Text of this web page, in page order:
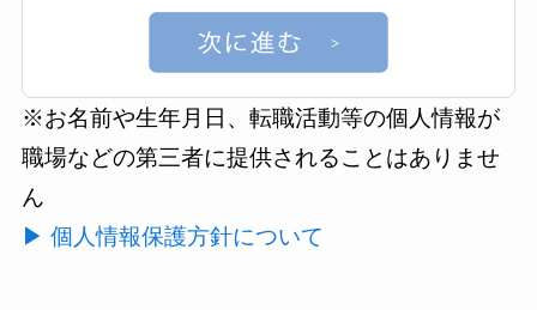
※お名前や生年月日、転職活動等の個人情報が
職場などの第三者に提供されることはありませ
ん
▶ 個人情報保護方針について